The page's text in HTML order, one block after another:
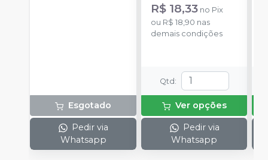
Esgotado
Pedir via
Whatsapp
R$ 18,33 no Pix
ou R$ 18,90 nas
demais condições
Qtd :
Ver opções
Pedir via
Whatsapp